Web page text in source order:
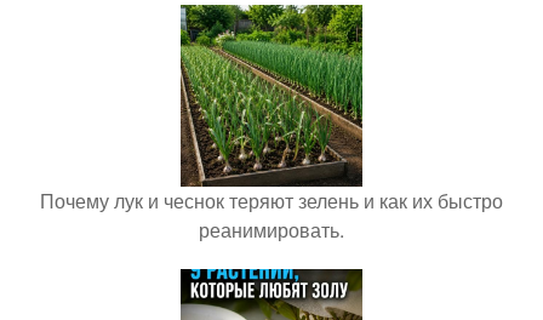
Почему лук и чеснок теряют зелень и как их быстро
реанимировать.